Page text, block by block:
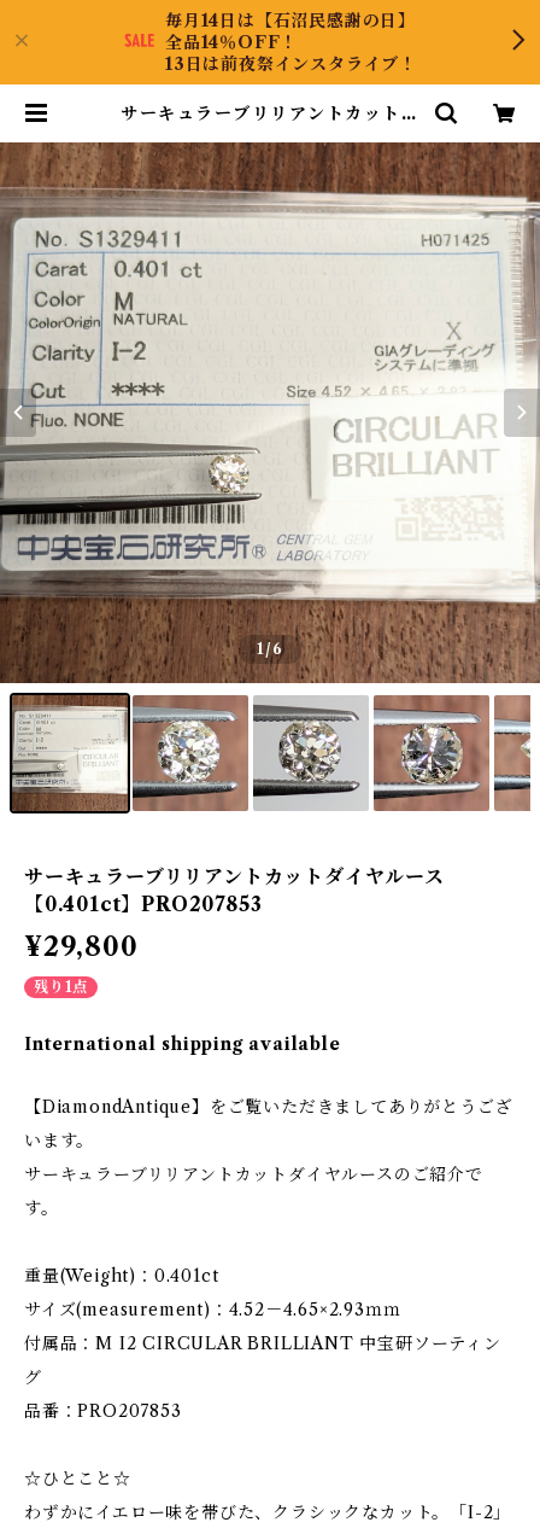
毎月14日は【石沼民感謝の日】
全品14％OFF！
13日は前夜祭インスタライブ！
サーキュラーブリリアントカットダ
53 | DiamondAntique
1/6
サーキュラーブリリアントカットダイヤルース
【0.401ct】PRO207853
¥29,800
残り1点
International shipping available
【DiamondAntique】をご覧いただきましてありがとうござ
います。
サーキュラーブリリアントカットダイヤルースのご紹介で
す。
重量(Weight)：0.401ct
サイズ(measurement)：4.52－4.65×2.93ｍｍ
付属品：M I2 CIRCULAR BRILLIANT 中宝研ソーティン
グ
品番：PRO207853
☆ひとこと☆
わずかにイエロー味を帯びた、クラシックなカット。「I-2」